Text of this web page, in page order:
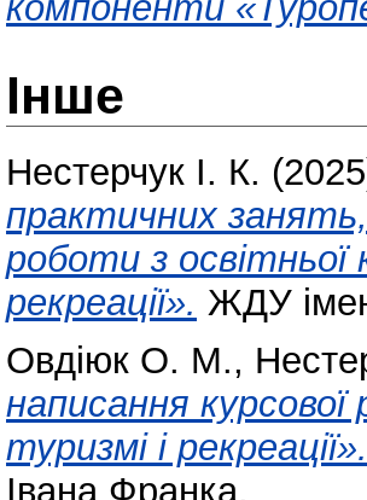
Інше
Нестерчук І. К.
практичних занять,
роботи з
рекреації». ЖДУ
Овдіюк О. М.,
написання
туризмі і рекреації».
Івана Франка.